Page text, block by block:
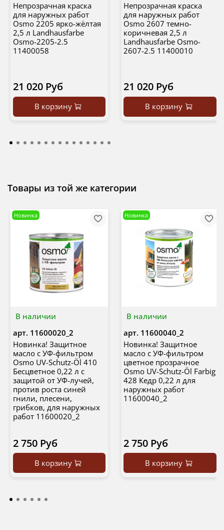
Непрозрачная краска
для наружных работ
Osmo 2205 ярко-жёлтая
2,5 л Landhausfarbe
Osmo-2205-2.5
11400058
21 020 Руб
В корзину
Непрозрачная краска
для наружных работ
Osmo 2607 темно-
коричневая 2,5 л
Landhausfarbe Osmo-
2607-2.5 11400010
21 020 Руб
В корзину
Товары из той же категории
В наличии
Новинка
арт. 11600020_2
Новинка! Защитное
масло с УФ-фильтром
Osmo UV-Schutz-Öl 410
Бесцветное 0,22 л с
защитой от УФ-лучей,
против роста синей
гнили, плесени,
грибков, для наружных
работ 11600020_2
2 750 Руб
В корзину
В наличии
Новинка
арт. 11600040_2
Новинка! Защитное
масло с УФ-фильтром
цветное прозрачное
Osmo UV-Schutz-Öl Farbig
428 Кедр 0,22 л для
наружных работ
11600040_2
2 750 Руб
В корзину